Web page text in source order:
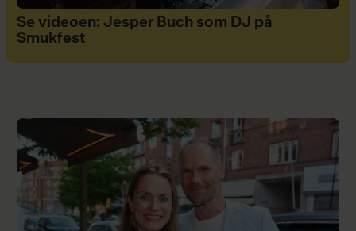
Se videoen: Jesper Buch som DJ på
Smukfest